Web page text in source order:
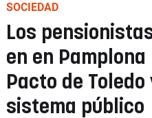
SOCIEDAD
Los
en en Pamplona
Pacto de Toledo
sistema público